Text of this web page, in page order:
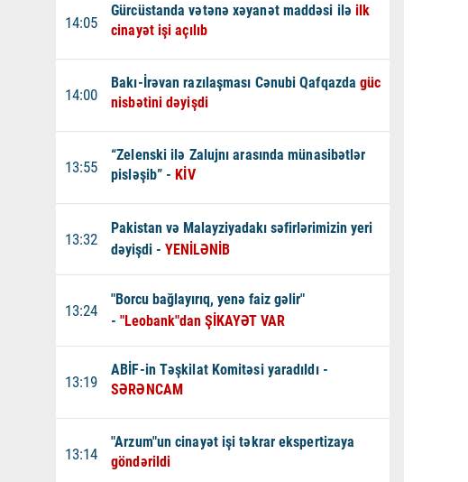
14:05
Gürcüstanda vətənə xəyanət maddəsi iləilk
cinayət işi açılıb
14:00
Bakı-İrəvan razılaşması Cənubi Qafqazdagüc
nisbətini dəyişdi
13:55
“Zelenski ilə Zalujnı arasında münasibətlər
pisləşib” - KİV
13:32
Pakistan və Malayziyadakı səfirlərimizin yeri
dəyişdi -YENİLƏNİB
13:24
"Borcu bağlayırıq, yenə faiz gəlir"
- "Leobank"dan ŞİKAYƏT VAR
13:19
ABİF-in Təşkilat Komitəsi yaradıldı -
SƏRƏNCAM
13:14
"Arzum"un cinayət işi təkrar ekspertizaya
göndərildi